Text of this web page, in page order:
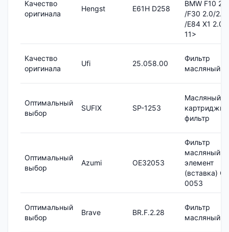
Качество
оригинала
Hengst E61H D258
BMW F10
/F30 2.0/2.8i
/E84 X1 2.0i
11>
Качество
оригинала
Ufi 25.058.00
Фильтр
масляный
Оптимальный
выбор
SUFIX SP-1253
Масляный
фильтр
Оптимальный
выбор
Azumi OE32053
Фильтр
масляный
элемент
(вставка)
0053
Оптимальный
выбор
Brave BR.F.2.28
Фильтр
масляный